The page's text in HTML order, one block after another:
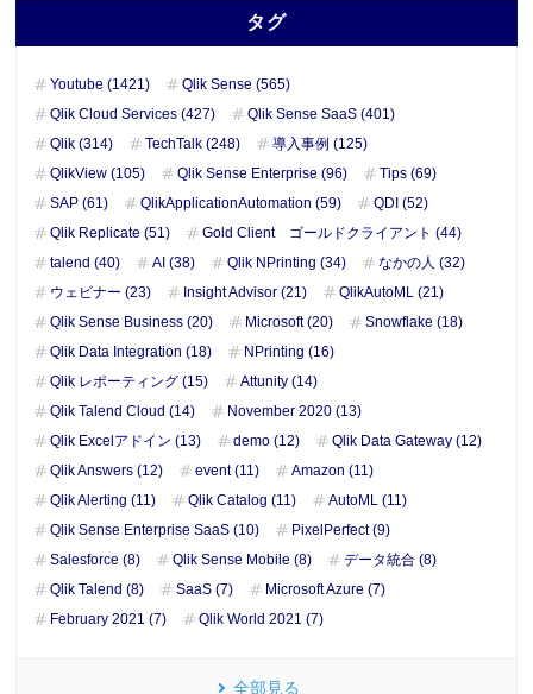
タグ
Youtube (1421)
Qlik Sense (565)
Qlik Cloud Services (427)
Qlik Sense SaaS (401)
Qlik (314)
TechTalk (248)
導入事例 (125)
QlikView (105)
Qlik Sense Enterprise (96)
Tips (69)
SAP (61)
QlikApplicationAutomation (59)
QDI (52)
Qlik Replicate (51)
Gold Client ゴールドクライアント (44)
talend (40)
AI (38) Qlik NPrinting (34)
なかの人 (32)
ウェビナー (23)
Insight Advisor (21)
QlikAutoML (21)
Qlik Sense Business (20)
Microsoft (20)
Snowflake (18)
Qlik Data Integration (18)
NPrinting (16)
Qlik レポーティング (15)
Attunity (14)
Qlik Talend Cloud (14)
November 2020 (13)
Qlik Excelアドイン (13)
demo (12)
Qlik Data Gateway (12)
Qlik Answers (12)
event (11)
Amazon (11)
Qlik Alerting (11)
Qlik Catalog (11)
AutoML (11)
Qlik Sense Enterprise SaaS (10)
PixelPerfect (9)
Salesforce (8)
Qlik Sense Mobile (8)
データ統合 (8)
Qlik Talend (8)
SaaS (7)
Microsoft Azure (7)
February 2021 (7)
Qlik World 2021 (7)
全部見る